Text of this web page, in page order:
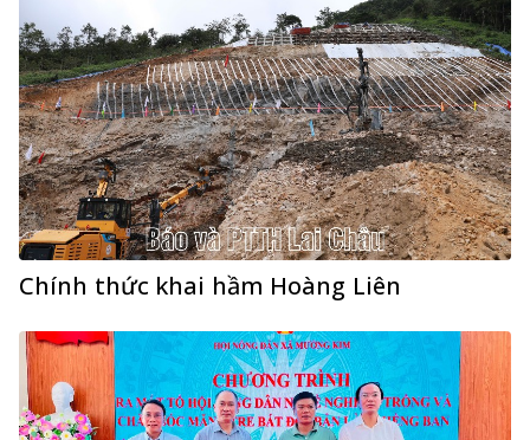
Chính thức khai hầm Hoàng Liên